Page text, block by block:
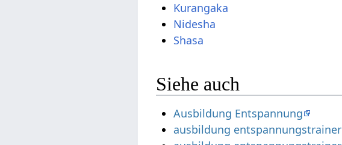
Kurangaka
Nidesha
Shasa
Siehe auch
Ausbildung Entspannung
ausbildung entspannungstrainer